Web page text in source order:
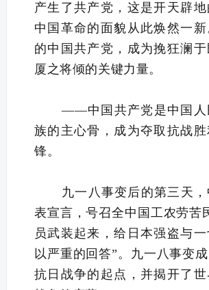
产生了共产党，这是开天辟地
中国革命的面貌从此焕然一新
的中国共产党，成为挽狂澜
厦之将倾的关键力量。
——中国共产党是中国人
族的主心骨，成为夺取抗战
锋。
九一八事变后的第三天
表宣言，号召全中国工农劳苦
员武装起来，给日本强盗与一
以严重的回答”。九一八事变
抗日战争的起点，并揭开了